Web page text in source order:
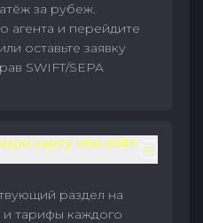
за рубеж.
агента и перейдите
оставьте заявку
SWIFT/SEPA
карту или eSIM
раздел на
и тарифы каждого